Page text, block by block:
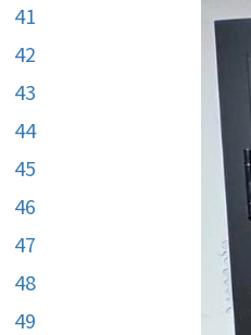
41
42
43
44
45
46
47
48
49